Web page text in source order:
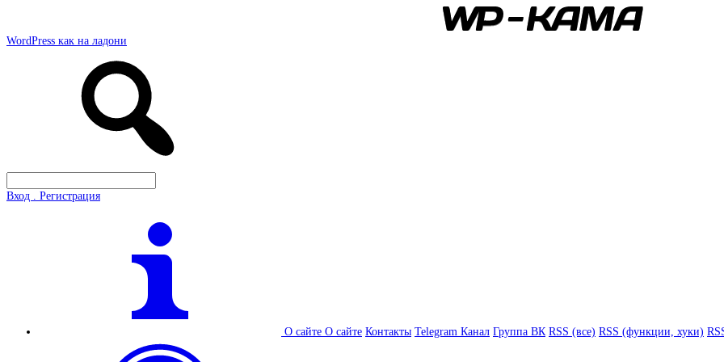
WordPress как на ладони
Вход . Регистрация
О сайте О сайте Контакты Telegram Канал Группа ВК RSS (все) RSS (функции, хуки)